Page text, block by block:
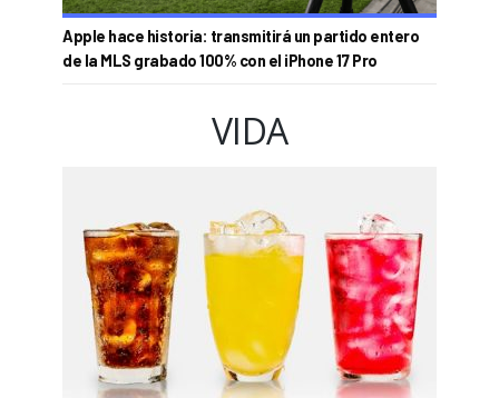
Apple hace historia: transmitirá un partido entero
de la MLS grabado 100% con el iPhone 17 Pro
VIDA